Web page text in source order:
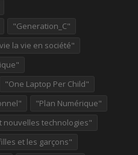
"Generation_C"
la vie en société"
"One Laptop Per Child"
"Plan Numérique"
nouvelles technologies"
et les garçons"